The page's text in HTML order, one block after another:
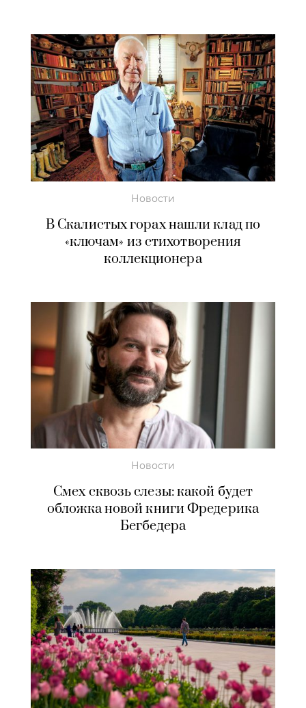
Новости
В Скалистых горах нашли клад по
«ключам» из стихотворения
коллекционера
Новости
Смех сквозь слезы: какой будет
обложка новой книги Фредерика
Бегбедера